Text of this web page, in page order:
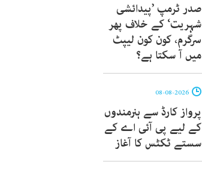
صدر ٹرمپ ’پیدائشی
شہریت‘ کے خلاف پھر
سرگرم، کون کون لیپٹ
میں آ سکتا ہے؟
پرواز کارڈ سے ہنرمندوں
کے لیے پی آئی اے کے
سستے ٹکٹس کا آغاز